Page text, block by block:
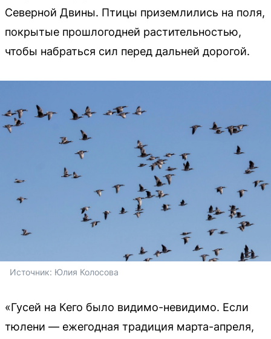
Северной Двины. Птицы приземлились на поля,
покрытые прошлогодней растительностью,
чтобы набраться сил перед дальней дорогой.
Источник: Юлия Колосова
«Гусей на Кего было видимо-невидимо. Если
тюлени — ежегодная традиция марта-апреля,